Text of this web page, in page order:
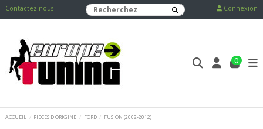
Contactez-nous Connexion
0
ACCUEIL PIECES D'ORIGINE FORD FUSION (2002-2012)